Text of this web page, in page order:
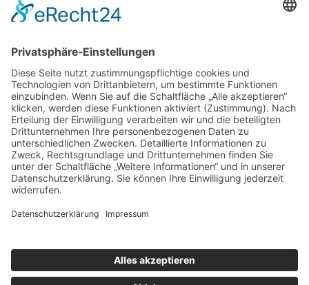
Potsdamer Yacht Club e. V.
Königstr. 3A
14109 Berlin
Tel: +49 30 805 35 58
KONTAKT|IMPRESSUM|DATENSCHUTZ